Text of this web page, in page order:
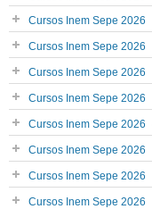
Cursos Inem Sepe 2026
Cursos Inem Sepe 2026
Cursos Inem Sepe 2026
Cursos Inem Sepe 2026
Cursos Inem Sepe 2026
Cursos Inem Sepe 2026
Cursos Inem Sepe 2026
Cursos Inem Sepe 2026